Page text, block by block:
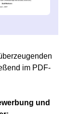
im PDF-
und